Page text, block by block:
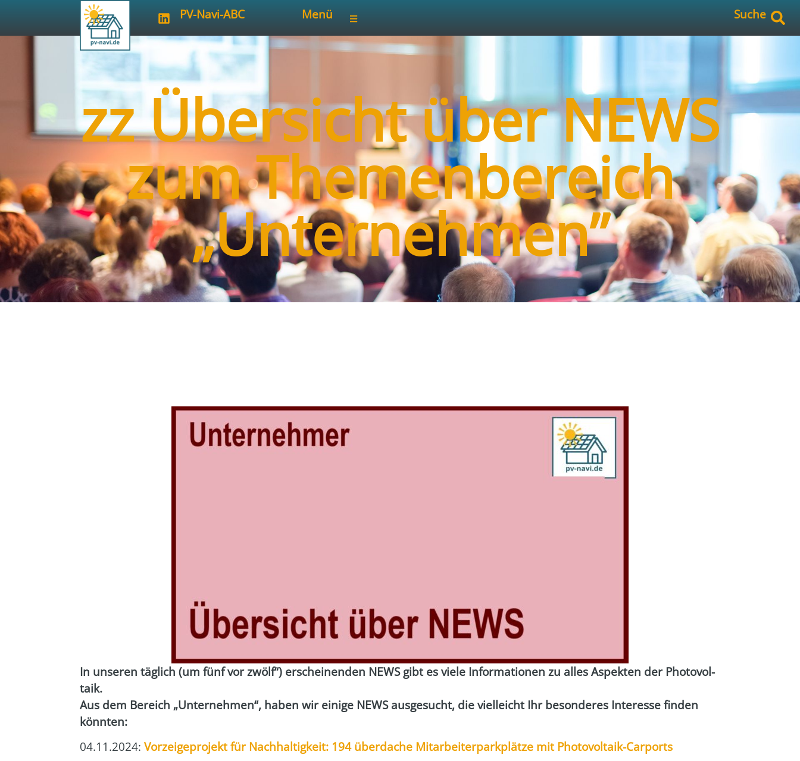
PV-Navi-ABC Menü Suche
zz Übersicht über NEWS
zum Themenbereich
„Unternehmen”
In unse­ren täg­lich (um fünf vor zwölf“) erschei­nen­den NEWS gibt es vie­le Infor­ma­tio­nen zu alles Aspek­ten der Pho­to­vol­
ta­ik.
Aus dem Bereich „Unter­neh­men“, haben wir eini­ge NEWS aus­ge­sucht, die viel­leicht Ihr beson­de­res Inter­es­se fin­den
könn­ten:
04.11.2024:Vor­zei­ge­pro­jekt für Nach­hal­tig­keit: 194 über­da­che Mit­ar­bei­ter­park­plät­ze mit Pho­to­vol­ta­ik-Car­ports